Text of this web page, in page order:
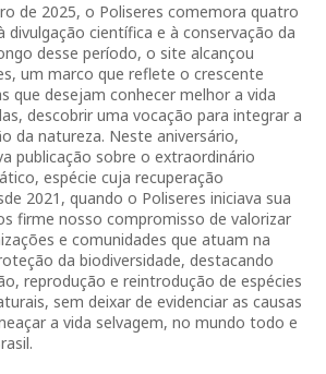
de 2025, o Poliseres comemora quatro
divulgação científica e à conservação da
desse período, o site alcançou
um marco que reflete o crescente
que desejam conhecer melhor a vida
descobrir uma vocação para integrar a
da natureza. Neste aniversário,
publicação sobre o extraordinário
espécie cuja recuperação
2021, quando o Poliseres iniciava sua
firme nosso compromisso de valorizar
e comunidades que atuam na
da biodiversidade, destacando
reprodução e reintrodução de espécies
sem deixar de evidenciar as causas
a vida selvagem, no mundo todo e